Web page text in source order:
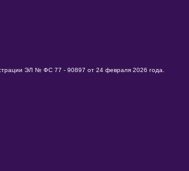
ЭЛ № ФС 77 - 90897 от 24 февраля 2026 года.